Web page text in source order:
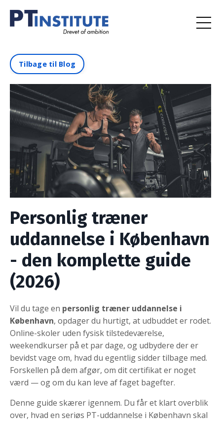
Tilbage til Blog
Personlig træner
uddannelse i København
- den komplette guide
(2026)
Vil du tage en personlig træner uddannelse i
København, opdager du hurtigt, at udbuddet er rodet.
Online-skoler uden fysisk tilstedeværelse,
weekendkurser på et par dage, og udbydere der er
bevidst vage om, hvad du egentlig sidder tilbage med.
Forskellen på dem afgør, om dit certifikat er noget
værd — og om du kan leve af faget bagefter.
Denne guide skærer igennem. Du får et klart overblik
over, hvad en seriøs PT-uddannelse i København skal